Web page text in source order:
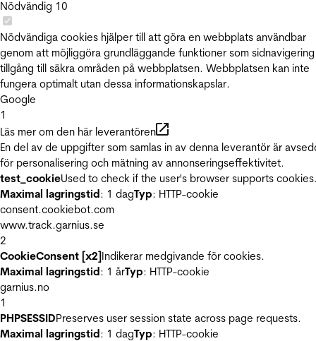
Nödvändig 10
Nödvändiga cookies hjälper till att göra en webbplats användbar
genom att möjliggöra grundläggande funktioner som
tillgång till säkra områden på webbplatsen. Webbplatsen kan inte
fungera optimalt utan dessa informationskapslar.
Google
1
Läs mer om den här leverantören
En del av de uppgifter som samlas in av denna leverantör är
för personalisering och mätning av annonseringseffektivitet.
test_cookieUsed to check if the user's browser supports
Maximal lagringstid: 1 dagTyp: HTTP-cookie
consent.cookiebot.com
www.track.garnius.se
2
CookieConsent [x2]Indikerar medgivande för cookies.
Maximal lagringstid: 1 årTyp: HTTP-cookie
garnius.no
1
PHPSESSIDPreserves user session state across page requests.
Maximal lagringstid: 1 dagTyp: HTTP-cookie